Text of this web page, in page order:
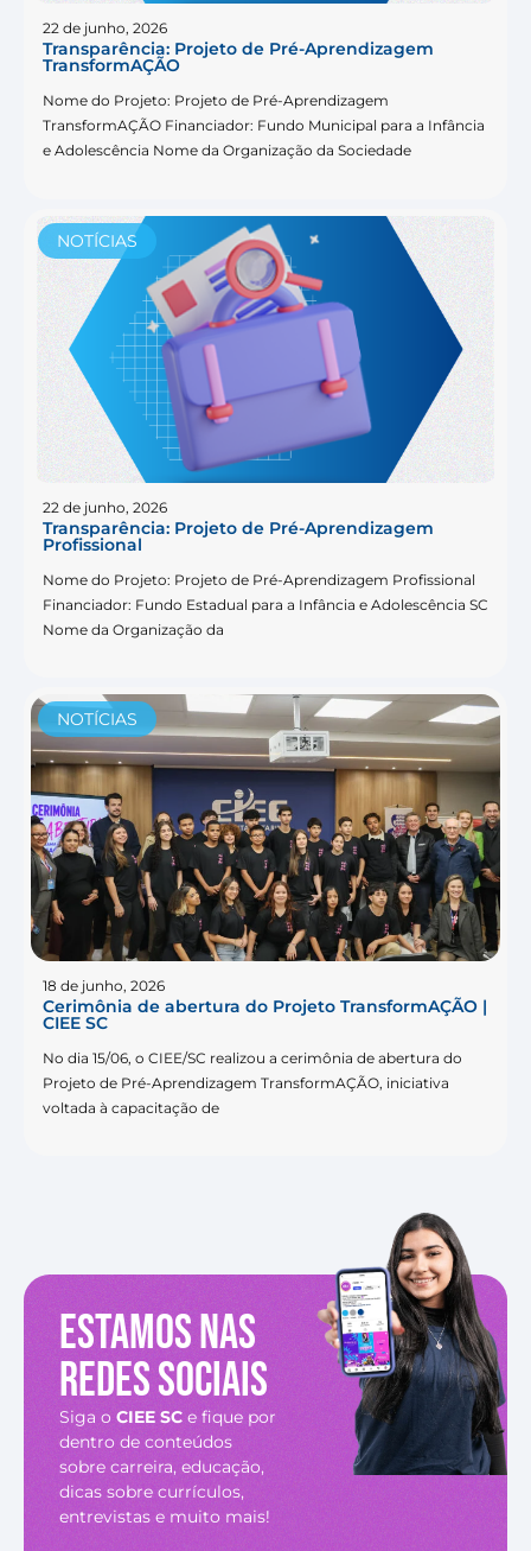
22 de junho, 2026
Transparência: Projeto de Pré-Aprendizagem
TransformAÇÃO
Nome do Projeto: Projeto de Pré-Aprendizagem
TransformAÇÃO Financiador: Fundo Municipal para a Infância
e Adolescência Nome da Organização da Sociedade
NOTÍCIAS
22 de junho, 2026
Transparência: Projeto de Pré-Aprendizagem
Profissional
Nome do Projeto: Projeto de Pré-Aprendizagem Profissional
Financiador: Fundo Estadual para a Infância e Adolescência SC
Nome da Organização da
NOTÍCIAS
18 de junho, 2026
Cerimônia de abertura do Projeto TransformAÇÃO |
CIEE SC
No dia 15/06, o CIEE/SC realizou a cerimônia de abertura do
Projeto de Pré-Aprendizagem TransformAÇÃO, iniciativa
voltada à capacitação de
Estamos nas
redes sociais
Siga o CIEE SC e fique por
dentro de conteúdos
sobre carreira, educação,
dicas sobre currículos,
entrevistas e muito mais!